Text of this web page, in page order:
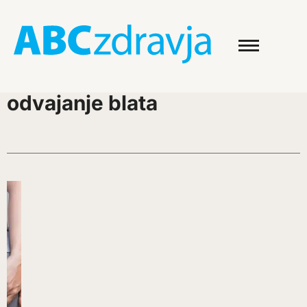
odvajanje blata